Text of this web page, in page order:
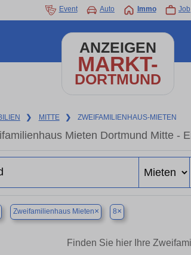
Event Auto Immo Job
ANZEIGEN
MARKT-
DORTMUND
❯ MITTE ❯ ZWEIFAMILIENHAUS-MIETEN
Mieten Dortmund Mitte -
Zweifamilienhaus Mieten× 8×
Finden Sie hier Ihre